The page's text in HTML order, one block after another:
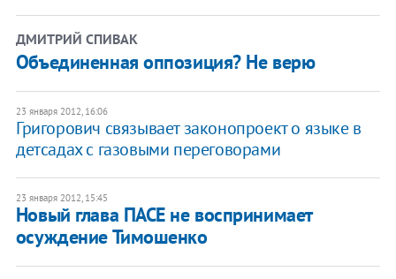
ДМИТРИЙ СПИВАК
Объединенная оппозиция? Не верю
23 января 2012, 16:06
Григорович связывает законопроект о языке в
детсадах с газовыми переговорами
23 января 2012, 15:45
Новый глава ПАСЕ не воспринимает
осуждение Тимошенко